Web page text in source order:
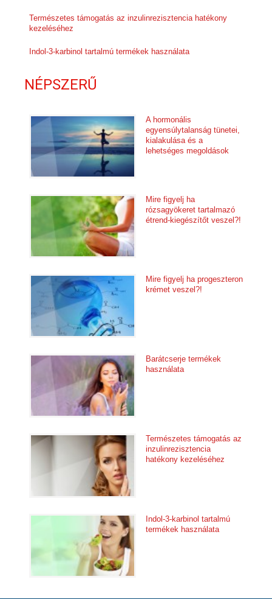
Természetes támogatás az inzulinrezisztencia hatékony
kezeléséhez
Indol-3-karbinol tartalmú termékek használata
NÉPSZERŰ
A hormonális
egyensúlytalanság tünetei,
kialakulása és a
lehetséges megoldások
Mire figyelj ha
rózsagyökeret tartalmazó
étrend-kiegészítőt veszel?!
Mire figyelj ha progeszteron
krémet veszel?!
Barátcserje termékek
használata
Természetes támogatás az
inzulinrezisztencia
hatékony kezeléséhez
Indol-3-karbinol tartalmú
termékek használata